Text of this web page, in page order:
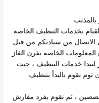
بخدمات التنظيف الخاصة
الاتصال من سيادتكم من قبل
الخاصة بفرن الغاز
لنبدا خدمات التنظيف ، حيث
ثوم نقوم بالبدأ بتنظيف
، ثم نقوم بفرد مفارش